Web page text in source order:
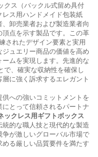
クス（バックル式留め具付
ス用ハンドメイド包装紙
卸売業者および製造業者向
点を示す製品です。この革
されたデザイン要素と実用
ュエリー商品の価値を高め
ムを実現します。先進的な
で、確実な収納性を確保し
に強く訴求するエレガント
への強いコミットメントを
とって信頼されるパートナ
ックレス用ギフトボックス
的な職人技と現代的な製造
が激しいグローバル市場で
る厳しい品質要件を満たす